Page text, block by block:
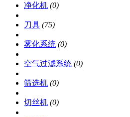
净化机 (0)
刀具 (75)
雾化系统 (0)
空气过滤系统 (0)
筛选机 (0)
切丝机 (0)